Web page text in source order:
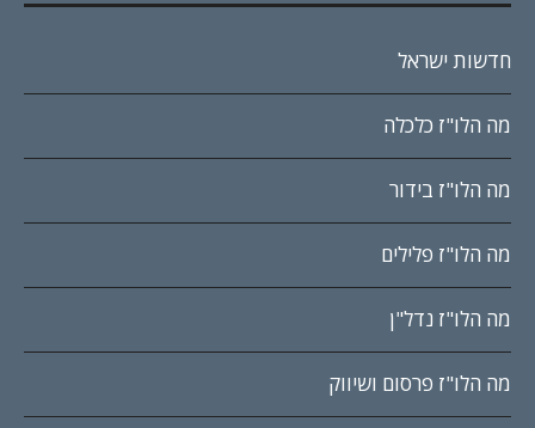
חדשות ישראל
מה הלו"ז כלכלה
מה הלו"ז בידור
מה הלו"ז פלילים
מה הלו"ז נדל"ן
מה הלו"ז פרסום ושיווק